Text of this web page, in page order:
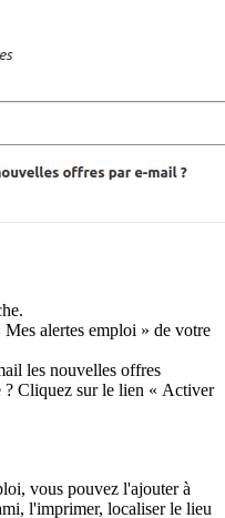
alertes emploi » de votre
les nouvelles offres
? Cliquez sur le lien « Activer
vous pouvez l'ajouter à
l'imprimer, localiser le lieu